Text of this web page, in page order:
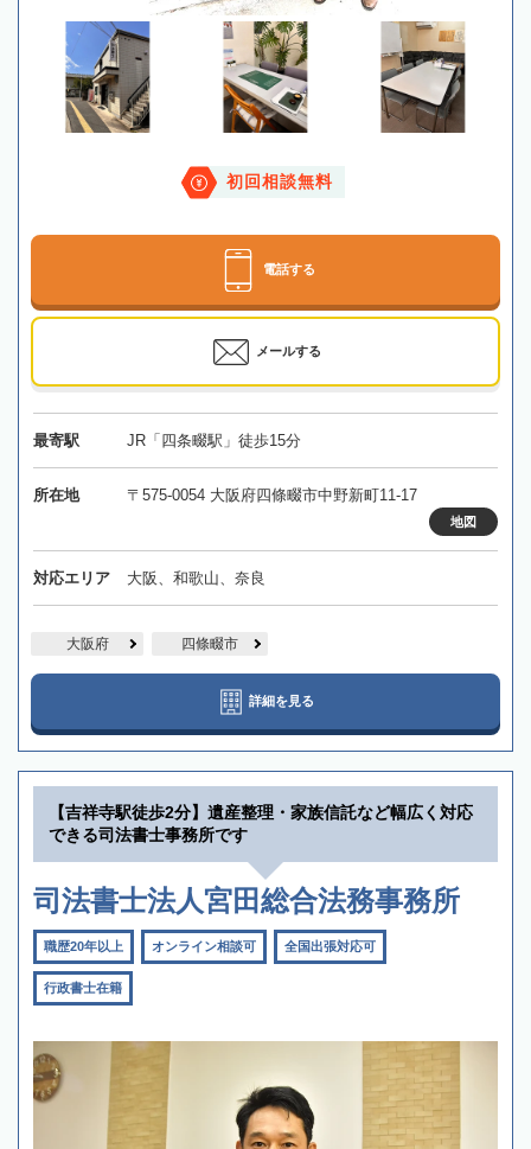
初回相談無料
電話する
メールする
最寄駅 JR「四条畷駅」徒歩15分
所在地 〒575-0054 大阪府四條畷市中野新町11-17
地図
対応エリア 大阪、和歌山、奈良
大阪府 四條畷市
詳細を見る
【吉祥寺駅徒歩2分】遺産整理・家族信託など幅広く対応
できる司法書士事務所です
司法書士法人宮田総合法務事務所
職歴20年以上 オンライン相談可 全国出張対応可
行政書士在籍